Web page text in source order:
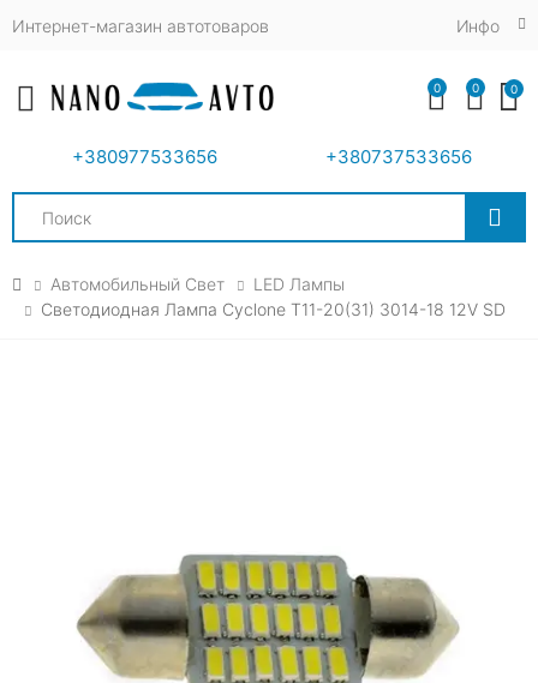
Интернет-магазин автотоваров Инфо
Toggle mobile menu
+380977533656 +380737533656
Search
0 0 0
Автомобильный Свет
LED Лампы
Светодиодная Лампа Cyclone T11-20(31) 3014-18 12V SD